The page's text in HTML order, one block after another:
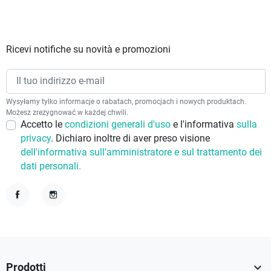
Ricevi notifiche su novità e promozioni
Wysyłamy tylko informacje o rabatach, promocjach i nowych produktach.
Możesz zrezygnować w każdej chwili.
Accetto le condizioni generali d'uso e l'informativa sulla
privacy. Dichiaro inoltre di aver preso visione
dell'informativa sull'amministratore e sul trattamento dei
dati personali.
Prodotti 